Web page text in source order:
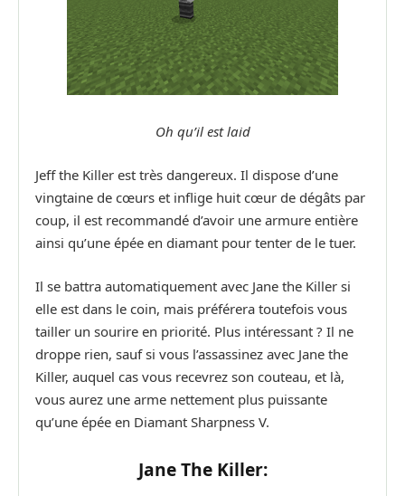
Oh qu’il est laid
Jeff the Killer est très dangereux. Il dispose d’une
vingtaine de cœurs et inflige huit cœur de dégâts par
coup, il est recommandé d’avoir une armure entière
ainsi qu’une épée en diamant pour tenter de le tuer.
Il se battra automatiquement avec Jane the Killer si
elle est dans le coin, mais préférera toutefois vous
tailler un sourire en priorité. Plus intéressant ? Il ne
droppe rien, sauf si vous l’assassinez avec Jane the
Killer, auquel cas vous recevrez son couteau, et là,
vous aurez une arme nettement plus puissante
qu’une épée en Diamant Sharpness V.
Jane The Killer: